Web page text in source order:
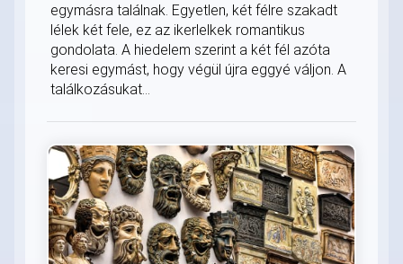
egymásra találnak. Egyetlen, két félre szakadt
lélek két fele, ez az ikerlelkek romantikus
gondolata. A hiedelem szerint a két fél azóta
keresi egymást, hogy végül újra eggyé váljon. A
találkozásukat...